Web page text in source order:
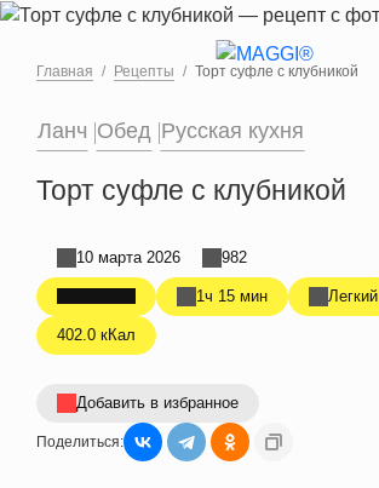
Перейти к основному содержанию
Главная Рецепты Торт суфле с клубникой
Ланч Обед Русская кухня
Торт суфле с клубникой
1ч 15 мин Легкий
402.0 кКал
10 марта 2026 982
Добавить в избранное
Поделиться: